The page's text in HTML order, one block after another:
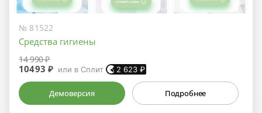
№ 81522
Средства гигиены
14 990 ₽
10493 ₽ или в Сплит 2 623 ₽
Демоверсия Подробнее